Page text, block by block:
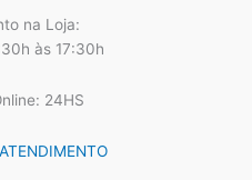
na Loja:
às 17:30h
24HS